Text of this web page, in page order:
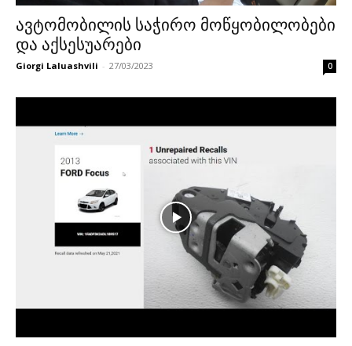
ავტომობილის საჭირო მოწყობილობები
და აქსესუარები
Giorgi Laluashvili - 27/03/2023 0